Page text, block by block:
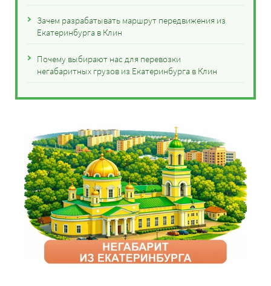
Зачем разрабатывать маршрут передвижения из
Екатеринбурга в Клин
Почему выбирают нас для перевозки
негабаритных грузов из Екатеринбурга в Клин